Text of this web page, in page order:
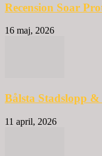
Recension Soar
16 maj, 2026
Bålsta Stadslopp
11 april, 2026